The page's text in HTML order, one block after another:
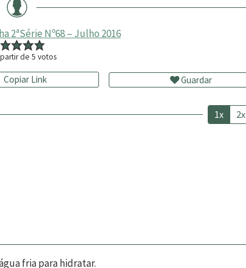
2ªSérie Nº68 – Julho 2016
de 5 votos
Copiar Link Guardar
1x 2x
fria para hidratar.